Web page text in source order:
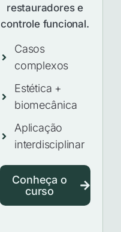
restauradores e
controle funcional.
Casos
complexos
Estética +
biomecânica
Aplicação
interdisciplinar
Conheça o
curso